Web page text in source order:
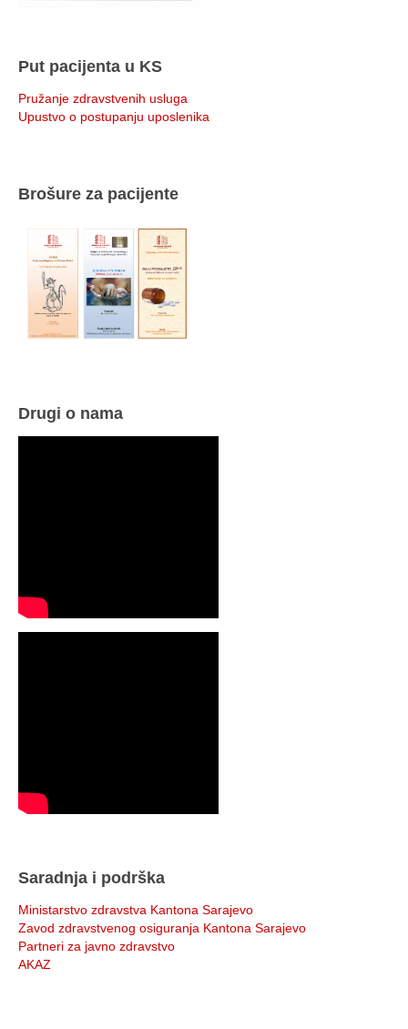
Put pacijenta u KS
Pružanje zdravstvenih usluga
Upustvo o postupanju uposlenika
Brošure za pacijente
Drugi o nama
Saradnja i podrška
Ministarstvo zdravstva Kantona Sarajevo
Zavod zdravstvenog osiguranja Kantona Sarajevo
Partneri za javno zdravstvo
AKAZ